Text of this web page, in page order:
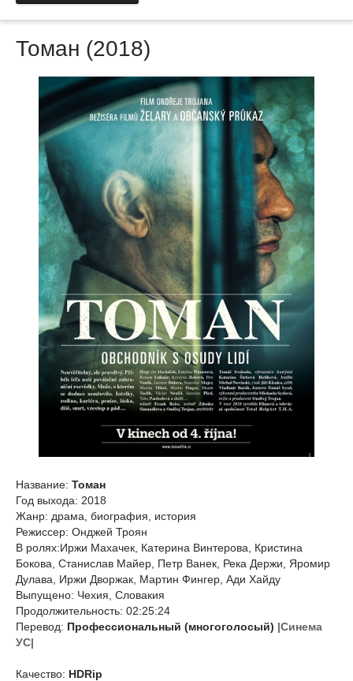
Томан (2018)
Название: Томан
Год выхода: 2018
Жанр: драма, биография, история
Режиссер: Онджей Троян
В ролях:Иржи Махачек, Катерина Винтерова, Кристина
Бокова, Станислав Майер, Петр Ванек, Река Держи, Яромир
Дулава, Иржи Дворжак, Мартин Фингер, Ади Хайду
Выпущено: Чехия, Словакия
Продолжительность: 02:25:24
Перевод: Профессиональный (многоголосый) |Синема
УС|
Качество: HDRip